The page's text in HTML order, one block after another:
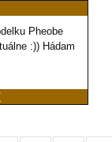
Pheobe
:)) Hádam